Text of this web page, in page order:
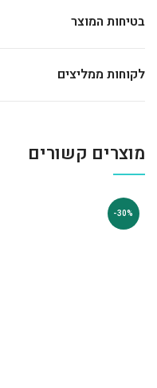
בטיחות המוצר
לקוחות ממליצים
מוצרים קשורים
-30%